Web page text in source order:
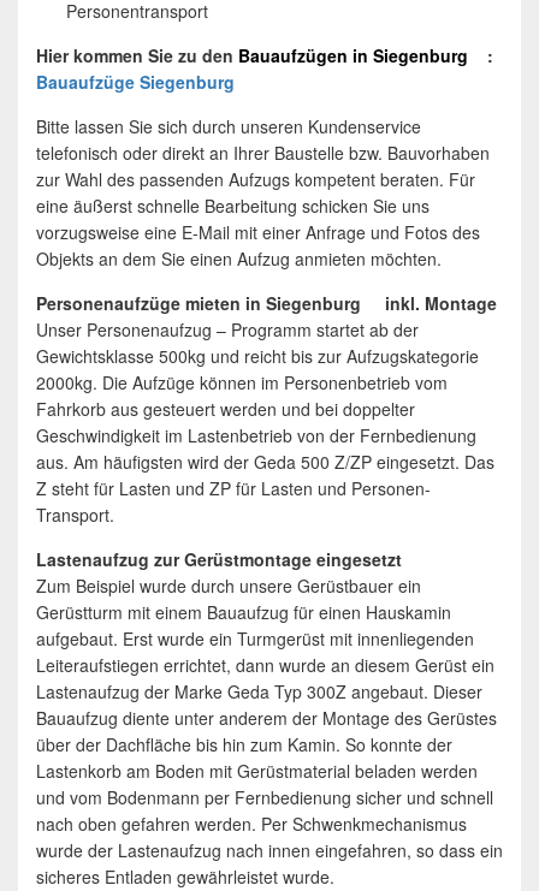
Personentransport
Hier kommen Sie zu den Bauaufzügen in Siegenburg
:
Bauaufzüge Siegenburg
Bitte lassen Sie sich durch unseren Kundenservice
telefonisch oder direkt an Ihrer Baustelle bzw. Bauvorhaben
zur Wahl des passenden Aufzugs kompetent beraten. Für
eine äußerst schnelle Bearbeitung schicken Sie uns
vorzugsweise eine E-Mail mit einer Anfrage und Fotos des
Objekts an dem Sie einen Aufzug anmieten möchten.
Personenaufzüge mieten in Siegenburg inkl. Montage
Unser Personenaufzug – Programm startet ab der
Gewichtsklasse 500kg und reicht bis zur Aufzugskategorie
2000kg. Die Aufzüge können im Personenbetrieb vom
Fahrkorb aus gesteuert werden und bei doppelter
Geschwindigkeit im Lastenbetrieb von der Fernbedienung
aus. Am häufigsten wird der Geda 500 Z/ZP eingesetzt. Das
Z steht für Lasten und ZP für Lasten und Personen-
Transport.
Lastenaufzug zur Gerüstmontage eingesetzt
Zum Beispiel wurde durch unsere Gerüstbauer ein
Gerüstturm mit einem Bauaufzug für einen Hauskamin
aufgebaut. Erst wurde ein Turmgerüst mit innenliegenden
Leiteraufstiegen errichtet, dann wurde an diesem Gerüst ein
Lastenaufzug der Marke Geda Typ 300Z angebaut. Dieser
Bauaufzug diente unter anderem der Montage des Gerüstes
über der Dachfläche bis hin zum Kamin. So konnte der
Lastenkorb am Boden mit Gerüstmaterial beladen werden
und vom Bodenmann per Fernbedienung sicher und schnell
nach oben gefahren werden. Per Schwenkmechanismus
wurde der Lastenaufzug nach innen eingefahren, so dass ein
sicheres Entladen gewährleistet wurde.